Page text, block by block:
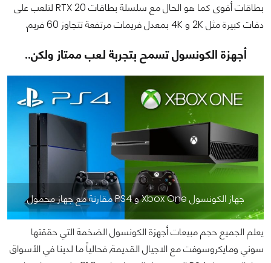
بطاقات أقوى كما هو الحال مع سلسلة بطاقات RTX 20 لتلعب على
دقات كبيرة مثل 2K و 4K بمعدل فريمات مرتفعة تتجاوز 60 فريم.
أجهزة الكونسول تسمح بتجربة لعب ممتاز ولكن..
جهاز الكونسول Xbox One و PS4 مقارنة مع جهاز محمول
يعلم الجميع حجم مبيعات أجهزة الكونسول الضخمة التي حققتها
سوني ومايكروسوفت مع الاجيال القديمة, فحالياً ما لدينا في الأسواق